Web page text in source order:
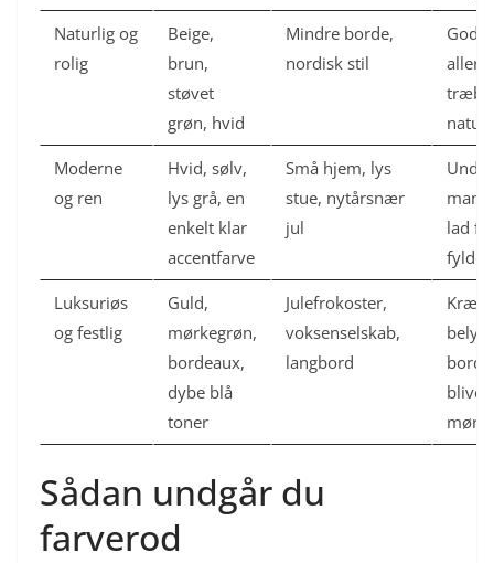
Naturlig og
rolig
Beige,
brun,
støvet
grøn, hvid
Mindre borde,
nordisk stil
God,
Moderne
og ren
Hvid, sølv,
lys grå, en
enkelt klar
accentfarve
Små hjem, lys
stue, nytårsnær
jul
lad få
fylde.
Luksuriøs
og festlig
Guld,
mørkegrøn,
bordeaux,
dybe blå
toner
Julefrokoster,
voksenselskab,
langbord
Sådan undgår du
farverod